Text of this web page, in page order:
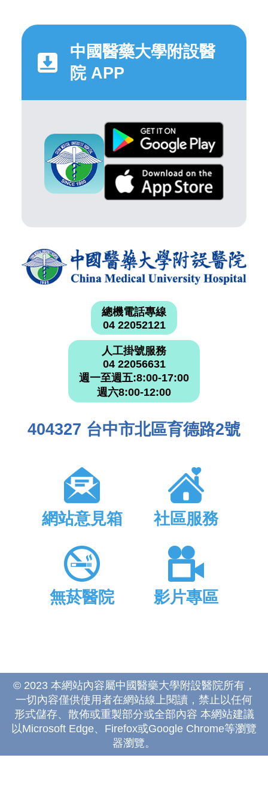
中國醫藥大學附設醫
院 APP
總機電話專線
04 22052121
人工掛號服務
04 22056631
週一至週五:8:00-17:00
週六8:00-12:00
404327 台中市北區育德路2號
網站意見箱 社區服務
無菸醫院 影片專區
© 2023 本網站內容屬中國醫藥大學附設醫院所有，
一切內容僅供使用者在網站線上閱讀，禁止以任何
形式儲存、散佈或重製部分或全部內容 本網站建議
以Microsoft Edge、Firefox或Google Chrome等瀏覽
器瀏覽。